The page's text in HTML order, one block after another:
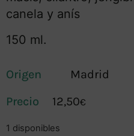
canela y anís
150 ml.
Origen
Madrid
12,50€
1 disponibles